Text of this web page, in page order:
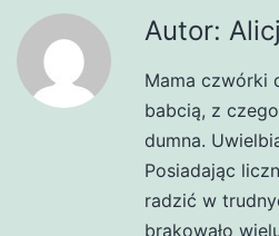
Autor:
Mama czwórki
babcią, z
dumna.
Posiadając
radzić w
brakowało